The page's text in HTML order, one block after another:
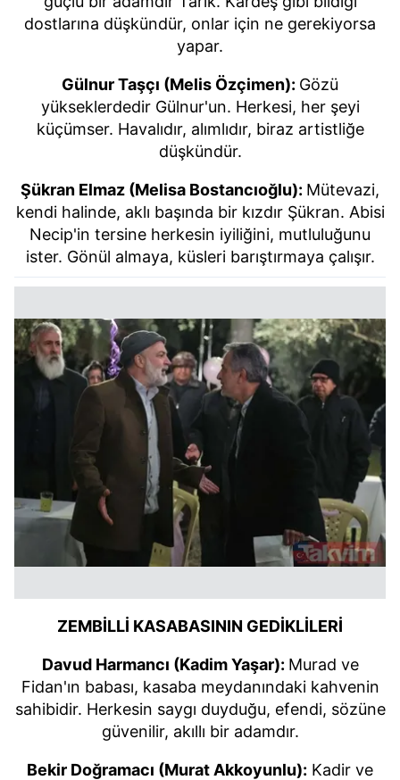
dostlarına düşkündür, onlar için ne gerekiyorsa
yapar.
Gülnur Taşçı (Melis Özçimen): Gözü
yükseklerdedir Gülnur'un. Herkesi, her şeyi
küçümser. Havalıdır, alımlıdır, biraz artistliğe
düşkündür.
Şükran Elmaz (Melisa Bostancıoğlu): Mütevazi,
kendi halinde, aklı başında bir kızdır Şükran. Abisi
Necip'in tersine herkesin iyiliğini, mutluluğunu
ister. Gönül almaya, küsleri barıştırmaya çalışır.
ZEMBİLLİ KASABASININ GEDİKLİLERİ
Davud Harmancı (Kadim Yaşar): Murad ve
Fidan'ın babası, kasaba meydanındaki kahvenin
sahibidir. Herkesin saygı duyduğu, efendi, sözüne
güvenilir, akıllı bir adamdır.
Bekir Doğramacı (Murat Akkoyunlu): Kadir ve